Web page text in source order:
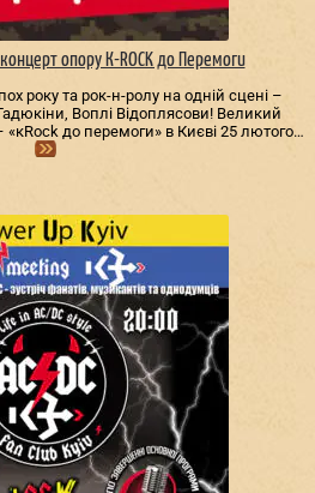
опору К-ROCK до Перемоги
року та рок-н-ролу на одній сцені –
Воплі Відоплясови! Великий
до перемоги» в Києві 25 лютого…